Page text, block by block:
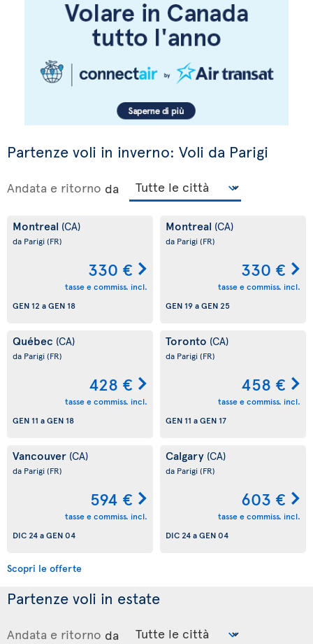
Partenze voli in inverno: Voli da Parigi
Andata e ritorno da
Montreal (CA)
da Parigi(FR)
330 €
tasse e commiss. incl.
GEN 12 aGEN 18
Montreal (CA)
da Parigi(FR)
330 €
tasse e commiss. incl.
GEN 19aGEN 25
Québec (CA)
da Parigi(FR)
428 €
tasse e commiss. incl.
GEN 11 aGEN 18
Toronto (CA)
da Parigi(FR)
458 €
tasse e commiss. incl.
GEN 11 aGEN 17
Vancouver (CA)
da Parigi(FR)
594 €
tasse e commiss. incl.
DIC 24aGEN 04
Calgary (CA)
da Parigi(FR)
603 €
tasse e commiss. incl.
DIC 24aGEN 04
Scopri le offerte
Partenze voli in estate
Andata e ritorno da